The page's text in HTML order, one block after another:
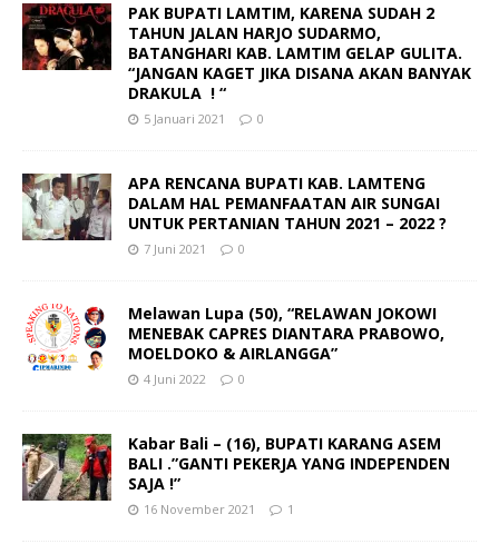
PAK BUPATI LAMTIM, KARENA SUDAH 2
TAHUN JALAN HARJO SUDARMO,
BATANGHARI KAB. LAMTIM GELAP GULITA.
“JANGAN KAGET JIKA DISANA AKAN BANYAK
DRAKULA ! “
5 Januari 2021 0
APA RENCANA BUPATI KAB. LAMTENG
DALAM HAL PEMANFAATAN AIR SUNGAI
UNTUK PERTANIAN TAHUN 2021 – 2022 ?
7 Juni 2021 0
Melawan Lupa (50), “RELAWAN JOKOWI
MENEBAK CAPRES DIANTARA PRABOWO,
MOELDOKO & AIRLANGGA”
4 Juni 2022 0
Kabar Bali – (16), BUPATI KARANG ASEM
BALI .”GANTI PEKERJA YANG INDEPENDEN
SAJA !”
16 November 2021 1